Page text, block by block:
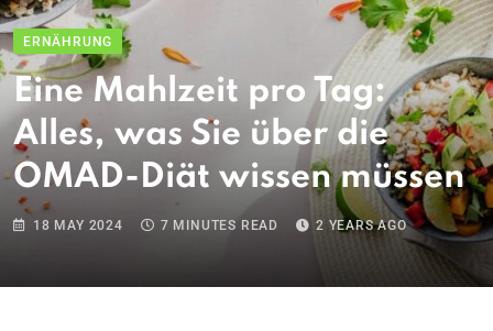
ERNÄHRUNG
Eine Mahlzeit pro Tag:
Alles, was Sie über die
OMAD-Diät wissen müssen
18 MAY 2024 7 MINUTES READ 2 YEARS AGO